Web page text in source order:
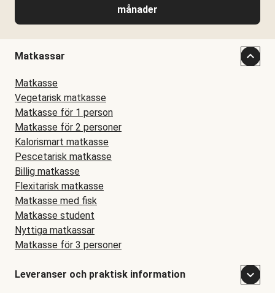
månader
Matkassar
Matkasse
Vegetarisk matkasse
Matkasse för 1 person
Matkasse för 2 personer
Kalorismart matkasse
Pescetarisk matkasse
Billig matkasse
Flexitarisk matkasse
Matkasse med fisk
Matkasse student
Nyttiga matkassar
Matkasse för 3 personer
Leveranser och praktisk information